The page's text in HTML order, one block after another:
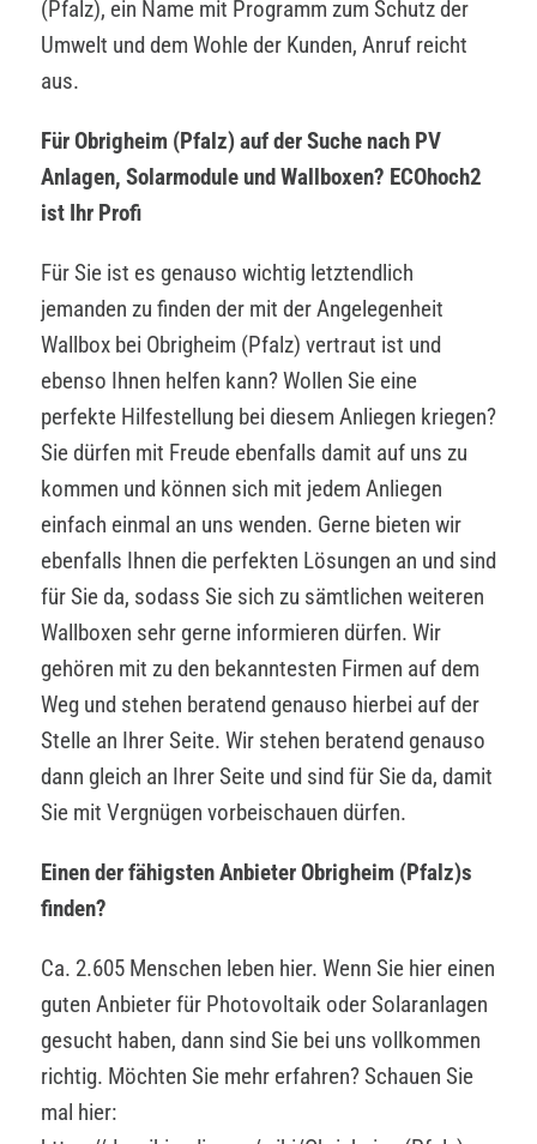
(Pfalz), ein Name mit Programm zum Schutz der
Umwelt und dem Wohle der Kunden, Anruf reicht
aus.
Für Obrigheim (Pfalz) auf der Suche nach PV
Anlagen, Solarmodule und Wallboxen? ECOhoch2
ist Ihr Profi
Für Sie ist es genauso wichtig letztendlich
jemanden zu finden der mit der Angelegenheit
Wallbox bei Obrigheim (Pfalz) vertraut ist und
ebenso Ihnen helfen kann? Wollen Sie eine
perfekte Hilfestellung bei diesem Anliegen kriegen?
Sie dürfen mit Freude ebenfalls damit auf uns zu
kommen und können sich mit jedem Anliegen
einfach einmal an uns wenden. Gerne bieten wir
ebenfalls Ihnen die perfekten Lösungen an und sind
für Sie da, sodass Sie sich zu sämtlichen weiteren
Wallboxen sehr gerne informieren dürfen. Wir
gehören mit zu den bekanntesten Firmen auf dem
Weg und stehen beratend genauso hierbei auf der
Stelle an Ihrer Seite. Wir stehen beratend genauso
dann gleich an Ihrer Seite und sind für Sie da, damit
Sie mit Vergnügen vorbeischauen dürfen.
Einen der fähigsten Anbieter Obrigheim (Pfalz)s
finden?
Ca. 2.605 Menschen leben hier. Wenn Sie hier einen
guten Anbieter für Photovoltaik oder Solaranlagen
gesucht haben, dann sind Sie bei uns vollkommen
richtig. Möchten Sie mehr erfahren? Schauen Sie
mal hier: